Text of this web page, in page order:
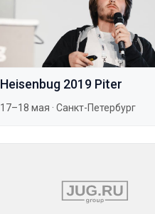
Heisenbug 2019 Piter
17–18 мая · Санкт-Петербург